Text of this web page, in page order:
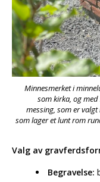
Minnesmerket i
som kirka, og
messing, som er
som lager et lunt rom
Valg av
Begravelse: